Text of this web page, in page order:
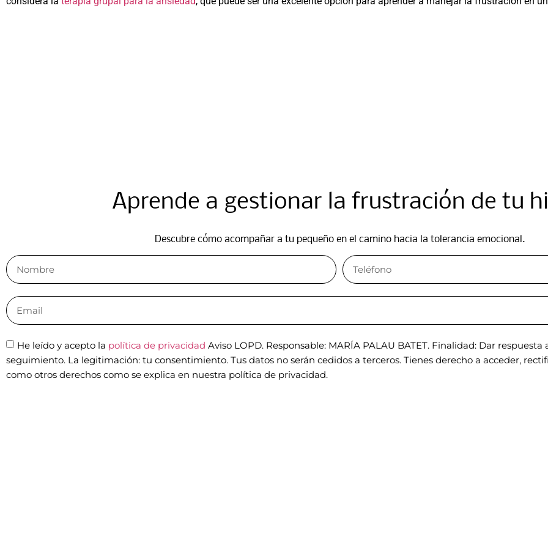
Aprende a gestionar la frustración de tu
Descubre cómo acompañar a tu pequeño en el camino hacia la tolerancia emocional.​
He leído y acepto la política de privacidad Aviso LOPD. Responsable: MARÍA PALAU BATET. Finalidad: Dar
seguimiento. La legitimación: tu consentimiento. Tus datos no serán cedidos a terceros. Tienes derecho a acceder,
como otros derechos como se explica en nuestra política de privacidad.